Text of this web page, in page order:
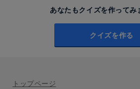
あなたもクイズを作ってみ
クイズを作る
トップページ